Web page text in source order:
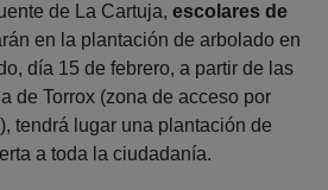
de La Cartuja, escolares de
en la plantación de arbolado en
día 15 de febrero, a partir de las
de Torrox (zona de acceso por
tendrá lugar una plantación de
a toda la ciudadanía.